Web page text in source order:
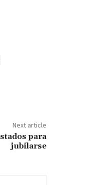
Next article
para
jubilarse